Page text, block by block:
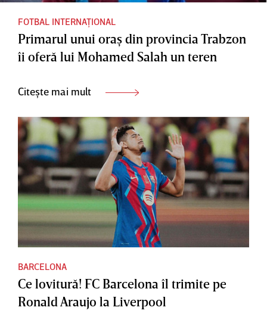
FOTBAL INTERNAȚIONAL
Primarul unui oraş din provincia Trabzon
îi oferă lui Mohamed Salah un teren
Citește mai mult
BARCELONA
Ce lovitură! FC Barcelona îl trimite pe
Ronald Araujo la Liverpool